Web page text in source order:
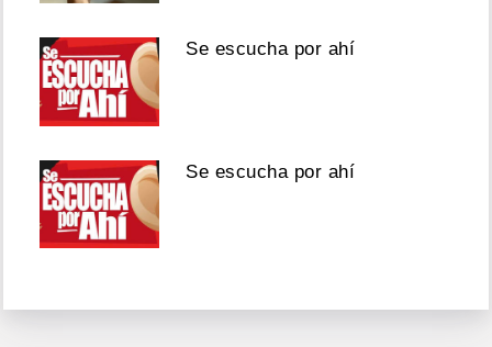
Se escucha por ahí
Se escucha por ahí